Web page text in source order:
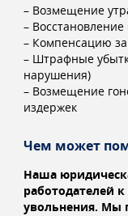
– Возмещение
–
– Компенсацию
– Штрафные
нарушения)
– Возмещение
издержек
Чем может
Наша
работодателей
увольнения. Мы